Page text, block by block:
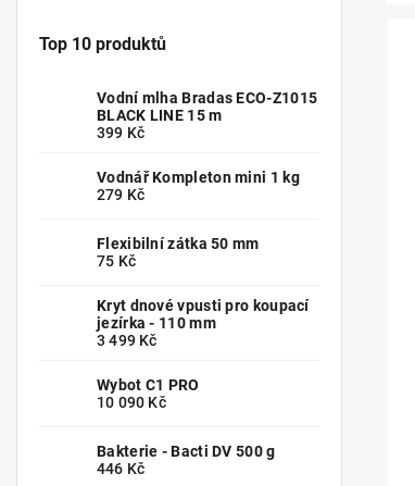
Top 10 produktů
Vodní mlha Bradas ECO-Z1015
BLACK LINE 15 m
399 Kč
Vodnář Kompleton mini 1 kg
279 Kč
Flexibilní zátka 50 mm
75 Kč
Kryt dnové vpusti pro koupací
jezírka - 110 mm
3 499 Kč
Wybot C1 PRO
10 090 Kč
Bakterie - Bacti DV 500 g
446 Kč